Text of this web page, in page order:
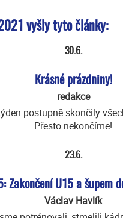
vyšly tyto články:
30.6.
Krásné prázdniny!
redakce
postupně skončily
Přesto nekončíme!
23.6.
Zakončení U15 a šupem
Václav Havlík